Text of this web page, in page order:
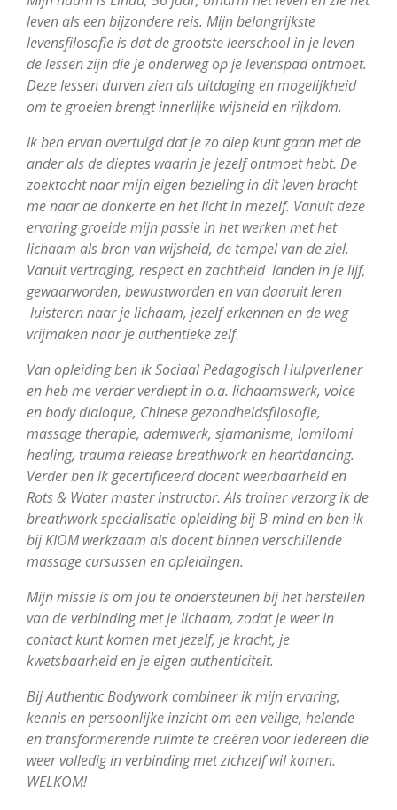
leven als een bijzondere reis. Mijn belangrijkste
levensfilosofie is dat de grootste leerschool in je leven
de lessen zijn die je onderweg op je levenspad ontmoet.
Deze lessen durven zien als uitdaging en mogelijkheid
om te groeien brengt innerlijke wijsheid en rijkdom.
Ik ben ervan overtuigd dat je zo diep kunt gaan met de
ander als de dieptes waarin je jezelf ontmoet hebt. De
zoektocht naar mijn eigen bezieling in dit leven bracht
me naar de donkerte en het licht in mezelf. Vanuit deze
ervaringgroeide mijn passie in het werken met het
lichaam als bron van wijsheid, de tempel van de ziel.
Vanuit vertraging, respect en zachtheid landen in je lijf,
gewaarworden, bewustworden en van daaruit leren
luisteren naar je lichaam, jezelf erkennen en de weg
vrijmaken naar je authentieke zelf.
Van opleiding ben ik Sociaal Pedagogisch Hulpverlener
en heb me verder verdiept in o.a. lichaamswerk, voice
en body dialoque, Chinese gezondheidsfilosofie,
massage therapie, ademwerk, sjamanisme, lomilomi
healing, trauma release breathwork en heartdancing.
Verder ben ik gecertificeerd docent weerbaarheid en
Rots & Water master instructor. Als trainer verzorg ik de
breathwork specialisatie opleiding bij B-mind en ben ik
bij KIOM werkzaam als docent binnen verschillende
massage cursussen en opleidingen.
Mijn missie is om jou te ondersteunen bij het herstellen
van de verbinding met je lichaam, zodat je weer in
contact kunt komen met jezelf, je kracht, je
kwetsbaarheid en je eigen authenticiteit.
Bij Authentic Bodywork combineer ik mijn ervaring,
kennis en persoonlijke inzicht om een veilige, helende
en transformerende ruimte te creëren voor iedereen die
weer volledig in verbinding met zichzelf wil komen.
WELKOM!